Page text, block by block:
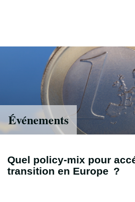
Événements
Quel policy-mix pour
transition en Europe ?